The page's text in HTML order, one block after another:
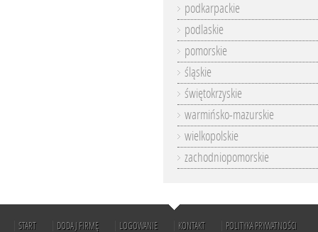
podkarpackie
podlaskie
pomorskie
śląskie
świętokrzyskie
warmińsko-mazurskie
wielkopolskie
zachodniopomorskie
START DODAJ FIRMĘ LOGOWANIE KONTAKT
POLITYKA PRYWATNOŚCI